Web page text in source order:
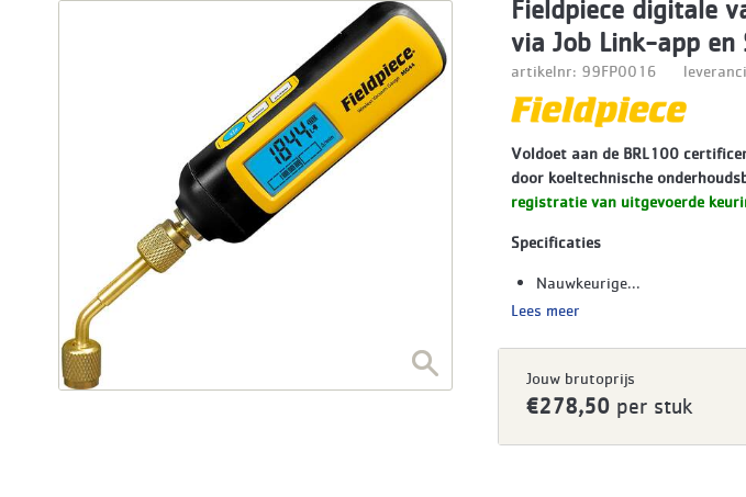
Fieldpiece digitale
via Job Link-app
artikelnr: 99FP0016
Voldoet aan de BRL100
door koeltechnische
registratie van uitgevoerde
Specificaties
Nauwkeurige...
Lees meer
Jouw brutoprijs
€278,50 per stuk